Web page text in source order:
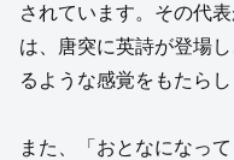
されています。その代
は、唐突に英詩が登場
るような感覚をもたらし
また、「おとなになっ